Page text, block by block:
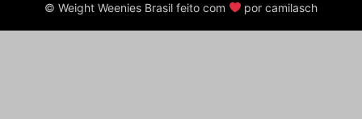
© Weight Weenies Brasil feito com por camilasch